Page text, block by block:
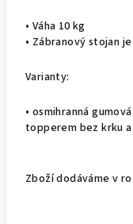
• Váha 10 kg
• Zábranový stojan
Varianty:
• osmihranná
topperem bez krku
Zboží dodáváme v